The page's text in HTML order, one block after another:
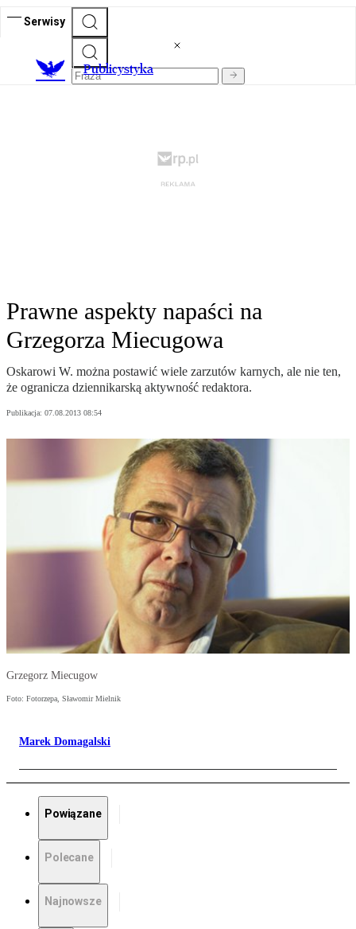
Serwisy
Publicystyka
Prawne aspekty napaści na
Grzegorza Miecugowa
Oskarowi W. można postawić wiele zarzutów karnych, ale nie ten,
że ogranicza dziennikarską aktywność redaktora.
Publikacja: 07.08.2013 08:54
Grzegorz Miecugow
Foto: Fotorzepa, Sławomir Mielnik
Marek Domagalski
Powiązane
Polecane
Najnowsze